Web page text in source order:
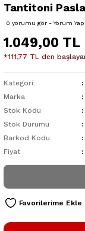
Tantitoni
0 yorumu gör - Yorum Yap
1.049,00 TL
*111,77 TL den
Kategori
Marka
Stok Kodu
Stok Durumu
Barkod Kodu
Fiyat